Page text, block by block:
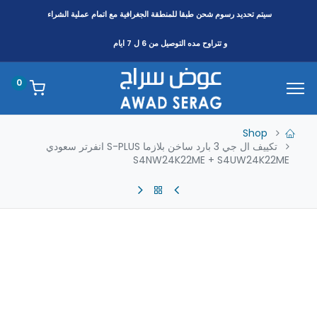
سيتم تحديد رسوم شحن طبقا للمنطقةالجغرافية مع اتمام عملية الشراء
و تتراوح مده التوصيل من 6 ل 7 ايام
0
Shop
تكييف ال جي 3 بارد ساخن بلازما S-PLUS انفرتر سعودي
S4NW24K22ME + S4UW24K22ME